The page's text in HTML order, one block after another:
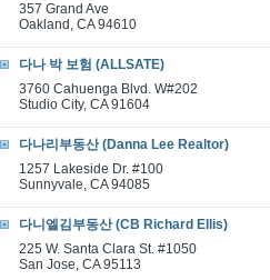
357 Grand Ave
Oakland, CA 94610
다나 박 보험 (ALLSATE)
3760 Cahuenga Blvd. W#202
Studio City, CA 91604
다나리부동산 (Danna Lee Realtor)
1257 Lakeside Dr. #100
Sunnyvale, CA 94085
다니엘김부동산 (CB Richard Ellis)
225 W. Santa Clara St. #1050
San Jose, CA 95113